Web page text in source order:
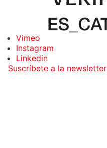
Vimeo
Instagram
Linkedin
Suscríbete a la newsletter